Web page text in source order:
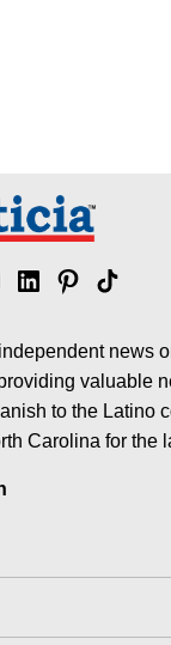
LinkedinPinterest
Tik
news
valuable
to the Latino
Carolina for the